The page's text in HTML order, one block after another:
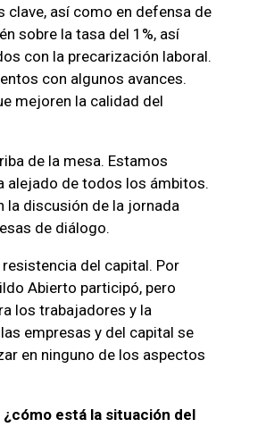
clave, así como en defensa de
sobre la tasa del 1%, así
con la precarización laboral.
con algunos avances.
mejoren la calidad del
de la mesa. Estamos
alejado de todos los ámbitos.
la discusión de la jornada
de diálogo.
del capital. Por
Abierto participó, pero
los trabajadores y la
empresas y del capital se
en ninguno de los aspectos
está la situación del